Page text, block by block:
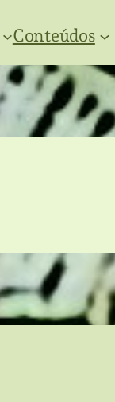
Conteúdos